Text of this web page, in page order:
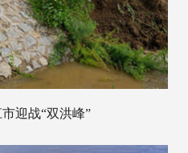
迎战“双洪峰”